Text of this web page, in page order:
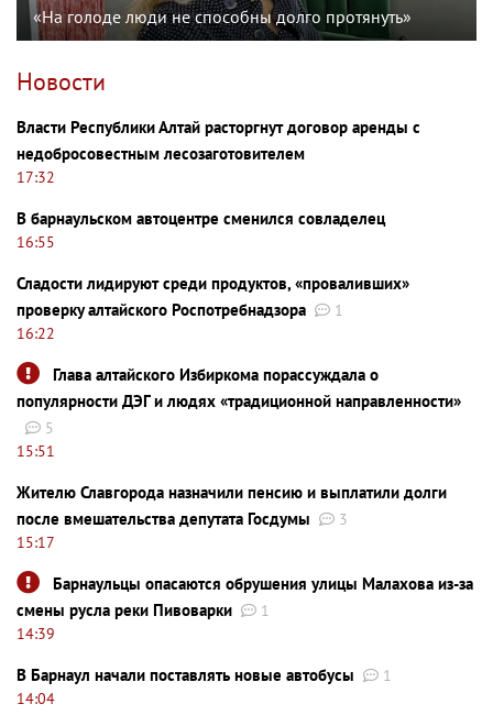
«На голоде люди не способны долго протянуть»
Новости
Власти Республики Алтай расторгнут договор аренды с
недобросовестным лесозаготовителем
17:32
В барнаульском автоцентре сменился совладелец
16:55
Сладости лидируют среди продуктов, «проваливших»
проверку алтайского Роспотребнадзора
1
16:22
Глава алтайского Избиркома порассуждала о
популярности ДЭГ и людях «традиционной направленности»
5
15:51
Жителю Славгорода назначили пенсию и выплатили долги
после вмешательства депутата Госдумы
3
15:17
Барнаульцы опасаются обрушения улицы Малахова из-за
смены русла реки Пивоварки
1
14:39
В Барнаул начали поставлять новые автобусы
1
14:04